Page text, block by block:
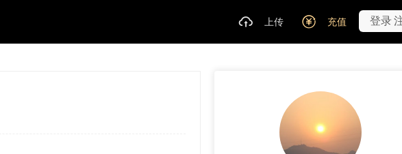
登录
上传 充值